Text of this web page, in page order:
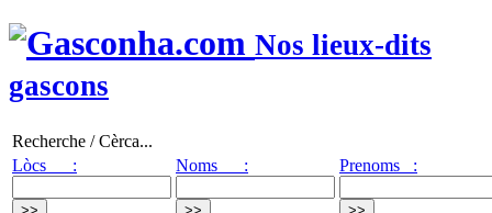
Nos lieux-dits
gascons
Recherche / Cèrca...
Lòcs :
Noms : Prenoms :